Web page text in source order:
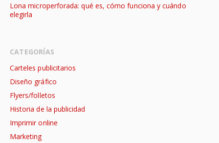
Lona microperforada: qué es, cómo funciona y cuándo
elegirla
CATEGORÍAS
Carteles publicitarios
Diseño gráfico
Flyers/folletos
Historia de la publicidad
Imprimir online
Marketing